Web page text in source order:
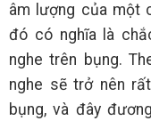
âm lượng của một
đó có nghĩa là
nghe trên bụng.
nghe sẽ trở nên
bụng, và đây